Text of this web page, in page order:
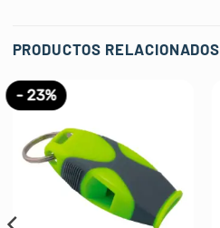
PRODUCTOS RELACIONADOS
- 23%